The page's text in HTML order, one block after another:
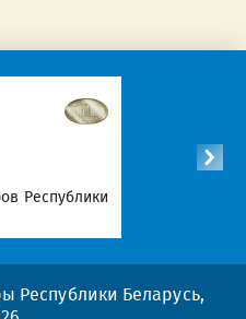
Республики
Республики Беларусь,